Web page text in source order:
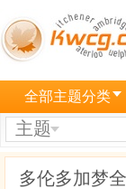
全部主题分类
主题
多伦多加梦